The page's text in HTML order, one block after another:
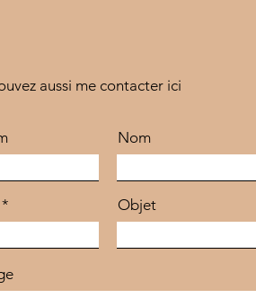
aussi me contacter ici
Nom
Objet